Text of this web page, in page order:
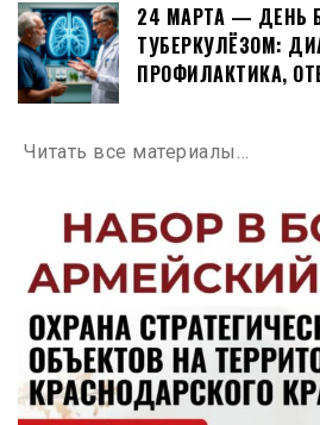
24 МАРТА — ДЕНЬ
ТУБЕРКУЛЁЗОМ:
ПРОФИЛАКТИКА,
Читать все материалы…